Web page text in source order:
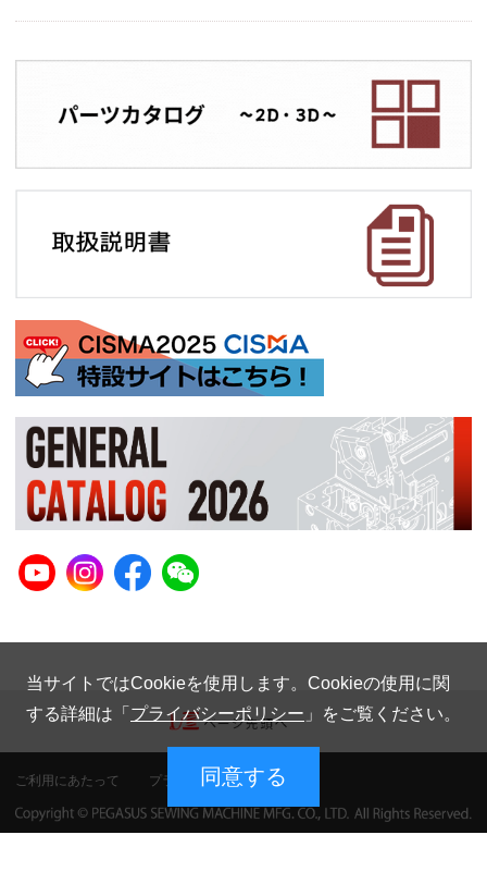
ご利用にあたって プライバシーポリシー
当サイトではCookieを使用します。Cookieの使用に関
する詳細は「 プライバシーポリシー 」をご覧ください。
同意する